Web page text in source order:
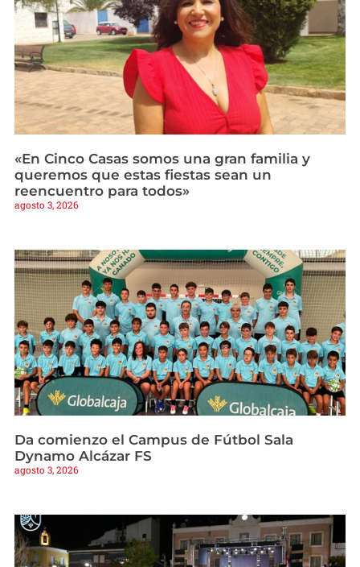
«En Cinco Casas somos una gran familia y
queremos que estas fiestas sean un
reencuentro para todos»
agosto 3, 2026
Da comienzo el Campus de Fútbol Sala
Dynamo Alcázar FS
agosto 3, 2026